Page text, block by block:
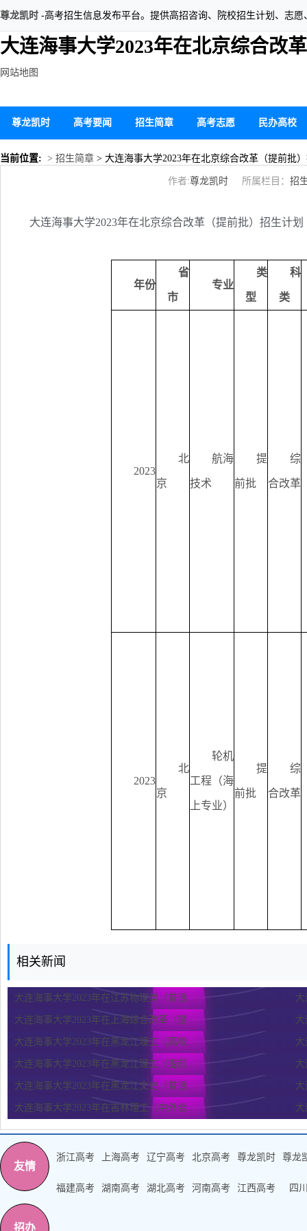
尊龙凯时 -高考招生信息发布平台。提供高招咨询、院校招生计划、志
大连海事大学2023年在北京综合改
尊龙凯时 高考要闻 招生简章 高考志愿 民办高校
当前位置: > 招生简章 > 大连海事大学2023年在北京综合改革（提前批
作者:尊龙凯时 所属栏目： 招
大连海事大学2023年在北京综合改革（提前批）招生计划
年份
省
市
专业
类
型
科
类
2023
北
京
航海
技术
提
前批
综
合改革
2023
北
京
轮机
工程（海
上专业）
提
前批
综
合改革
相关新闻
大连海事大学2023年在江苏物理类（普通...
大连海事大学2023年在上海综合改革（提...
大连海事大学2023年在黑龙江理工（高校...
大连海事大学2023年在黑龙江理工（提前...
大连海事大学2023年在黑龙江文史（普通...
大连海事大学2023年在吉林理工（中外合...
友情
浙江高考 上海高考 辽宁高考 北京高考 尊龙凯时 尊龙
福建高考 湖南高考 湖北高考 河南高考 江西高考 四
招办
网站地图